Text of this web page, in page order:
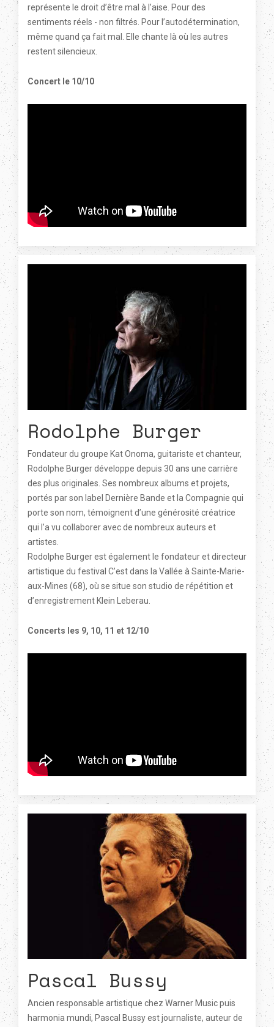
représente le droit d’être mal à l’aise. Pour des
sentiments réels - non filtrés. Pour l’autodétermination,
même quand ça fait mal. Elle chante là où les autres
restent silencieux.
Concert le 10/10
Rodolphe Burger
Fondateur du groupe Kat Onoma, guitariste et chanteur,
Rodolphe Burger développe depuis 30 ans une carrière
des plus originales. Ses nombreux albums et projets,
portés par son label Dernière Bande et la Compagnie qui
porte son nom, témoignent d’une générosité créatrice
qui l’a vu collaborer avec de nombreux auteurs et
artistes.
Rodolphe Burger est également le fondateur et directeur
artistique du festival C’est dans la Vallée à Sainte-Marie-
aux-Mines (68), où se situe son studio de répétition et
d’enregistrement Klein Leberau.
Concerts les 9, 10, 11 et 12/10
Pascal Bussy
Ancien responsable artistique chez Warner Music puis
harmonia mundi, Pascal Bussy est journaliste, auteur de